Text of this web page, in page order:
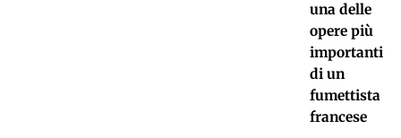
una delle
opere più
importanti
di un
fumettista
francese